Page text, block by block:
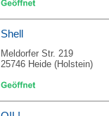
Shell
Meldorfer Str. 219
25746 Heide (Holstein)